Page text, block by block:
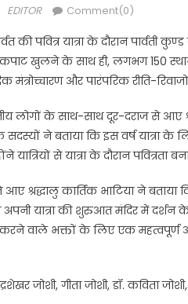
Author
EDITOR Comment(0)
की पवित्र यात्रा के दौरान पार्वती
खुलने के साथ ही, लगभग 150
मंत्रोच्चारण और पारंपरिक रीति-
लोगों के साथ-साथ दूर-दराज से आए
सदस्यों ने बताया कि इस वर्ष यात्रा के
यात्रियों से यात्रा के दौरान
श्रद्धालु कार्तिक भाटिया ने
अपनी यात्रा की शुरुआत मंदिर में
करने वाले भक्तों के लिए एक
जोशी, गीता जोशी, डॉ. कविता